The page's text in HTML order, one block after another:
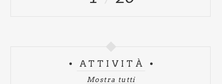
ATTIVITÀ
Mostra tutti